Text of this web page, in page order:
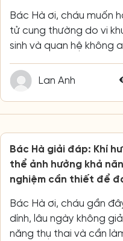
Bác Hà ơi, cháu muốn
tử cung thường do vi
sinh và quan hệ không
Lan Anh
Bác Hà giải đáp: Khí
thể ảnh hưởng khả
nghiệm cần thiết để
Bác Hà ơi, cháu gần
dính, lâu ngày không
năng thụ thai và cần